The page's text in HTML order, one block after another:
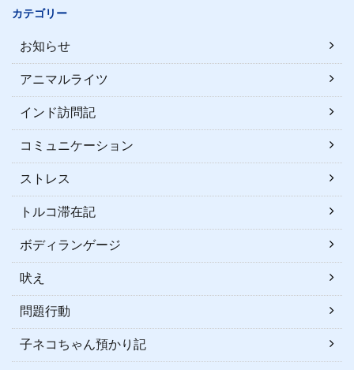
カテゴリー
お知らせ
アニマルライツ
インド訪問記
コミュニケーション
ストレス
トルコ滞在記
ボディランゲージ
吠え
問題行動
子ネコちゃん預かり記